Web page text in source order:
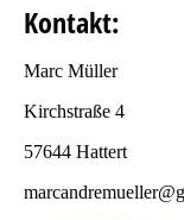
Kontakt:
Marc Müller
Kirchstraße 4
57644 Hattert